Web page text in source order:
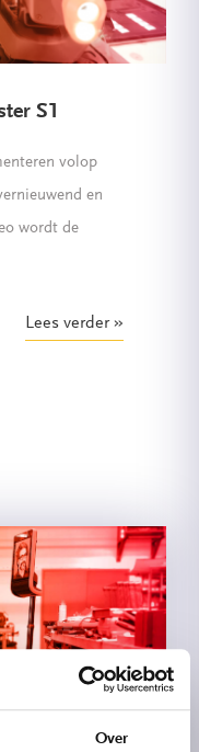
Over
S1
volop
en
wordt de
Lees verder